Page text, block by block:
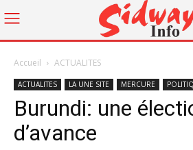
Accueil ACTUALITES
ACTUALITES LA UNE SITE MERCURE
Burundi: une
d’avance